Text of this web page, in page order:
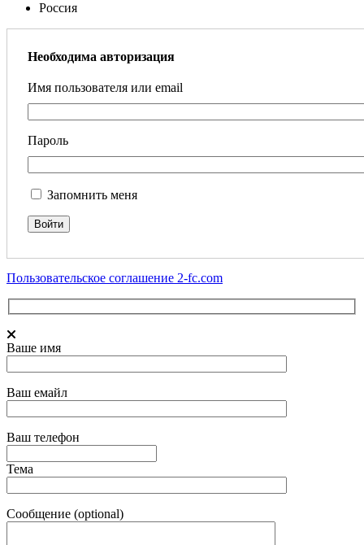
Россия
Необходима авторизация
Имя пользователя или email
Пароль
Запомнить меня
Пользовательское соглашение 2-fc.com
Ваше имя
Ваш емайл
Ваш телефон
Тема
Сообщение (optional)